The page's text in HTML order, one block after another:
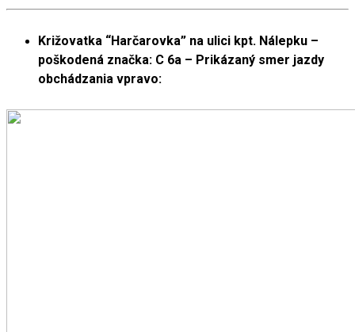
Križovatka “Harčarovka” na ulici kpt. Nálepku –
poškodená značka: C 6a – Prikázaný smer jazdy
obchádzania vpravo: